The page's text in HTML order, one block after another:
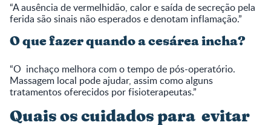
“A ausência de vermelhidão, calor e saída de secreção pela
ferida são sinais não esperados e denotam inflamação.”
O que fazer quando a cesárea incha?
“O inchaço melhora com o tempo de pós-operatório.
Massagem local pode ajudar, assim como alguns
tratamentos oferecidos por fisioterapeutas.”
Quais os cuidados para evitar